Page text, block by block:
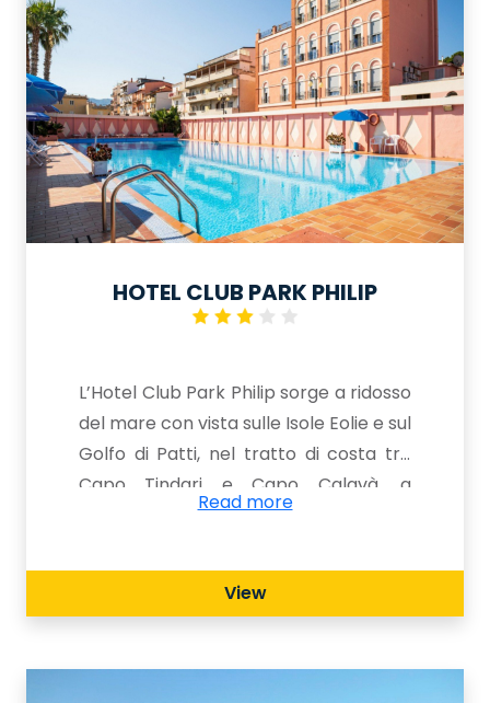
HOTEL CLUB PARK PHILIP
L’Hotel Club Park Philip sorge a ridosso
del mare con vista sulle Isole Eolie e sul
Golfo di Patti, nel tratto di costa tra
Capo Tindari e Capo Calavà, a
pochissimi chilometri dal centro di
porto di Messina. Gode di una
posizione strategica e rappresenta un
luoghi sia di interesse naturalistico che
Read more
View